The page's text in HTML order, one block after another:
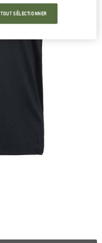
TOUT SÉLECTIONNER